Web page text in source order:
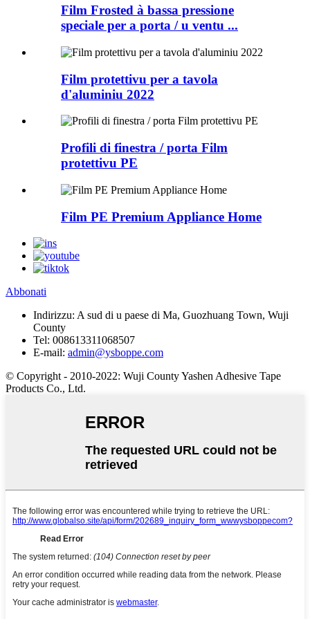
Film Frosted à bassa pressione
speciale per a porta / u ventu ...
Film protettivu per a tavola
d'aluminiu 2022
Profili di finestra / porta Film
protettivu PE
Film PE Premium Appliance Home
Abbonati
Indirizzu: A sud di u paese di Ma, Guozhuang Town, Wuji
County
Tel: 008613311068507
E-mail: admin@ysboppe.com
© Copyright - 2010-2022: Wuji County Yashen Adhesive Tape
Products Co., Ltd.